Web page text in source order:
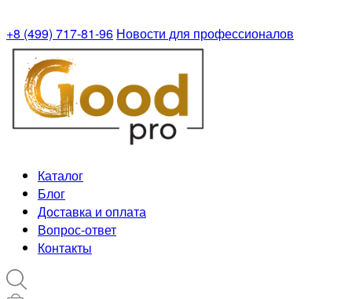
+8 (499) 717-81-96 Новости для профессионалов
Каталог
Блог
Доставка и оплата
Вопрос-ответ
Контакты